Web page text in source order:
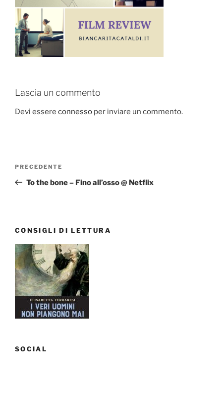
Lascia un commento
Devi essere connesso per inviare un commento.
Articolo
precedente:
PRECEDENTE
To the bone – Fino all’osso @ Netflix
CONSIGLI DI LETTURA
SOCIAL